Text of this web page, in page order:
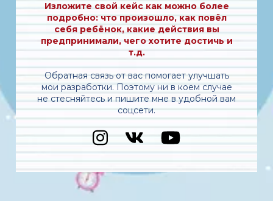
Изложите свой кейс как можно более
подробно: что произошло, как повёл
себя ребёнок, какие действия вы
предпринимали, чего хотите достичь и
т.д.
Обратная связь от вас помогает улучшать
мои разработки. Поэтому ни в коем случае
не стесняйтесь и пишите мне в удобной вам
соцсети.